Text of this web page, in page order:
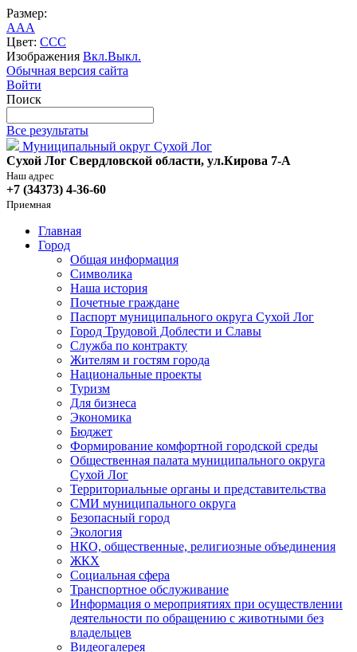
Размер:
AAA
Цвет: CCC
Изображения Вкл.Выкл.
Обычная версия сайта
Войти
Поиск
Все результаты
Муниципальный округ Сухой Лог
Сухой Лог Свердловской области, ул.Кирова 7-А
Наш адрес
+7 (34373) 4-36-60
Приемная
Главная
Город
Общая информация
Символика
Наша история
Почетные граждане
Паспорт муниципального округа Сухой Лог
Город Трудовой Доблести и Славы
Служба по контракту
Жителям и гостям города
Национальные проекты
Туризм
Для бизнеса
Экономика
Бюджет
Формирование комфортной городской среды
Общественная палата муниципального округа
Сухой Лог
Территориальные органы и представительства
СМИ муниципального округа
Безопасный город
Экология
НКО, общественные, религиозные объединения
ЖКХ
Социальная сфера
Транспортное обслуживание
Информация о мероприятиях при осуществлении
деятельности по обращению с животными без
владельцев
Видеогалерея